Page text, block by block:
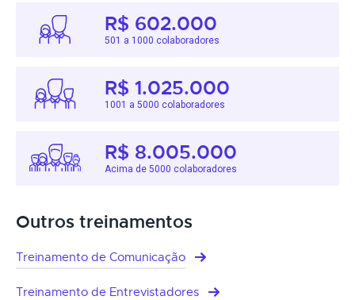
R$ 602.000
501 a 1000 colaboradores
R$ 1.025.000
1001 a 5000 colaboradores
R$ 8.005.000
Acima de 5000 colaboradores
Outros treinamentos
Treinamento de Comunicação
Treinamento de Entrevistadores